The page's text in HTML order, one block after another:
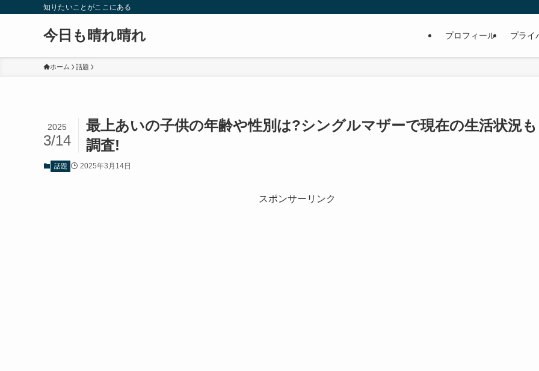
知りたいことがここにある
今日も晴れ晴れ プロフィール プライ
ホーム 話題
最上あいの子供の年齢や性別は?シングルマザーで現在の生活状況も
調査!
2025
3/14
話題 2025年3月14日
スポンサーリンク